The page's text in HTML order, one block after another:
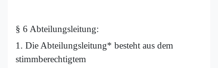
§ 6 Abteilungsleitung:
1. Die Abteilungsleitung* besteht aus dem
stimmberechtigtem